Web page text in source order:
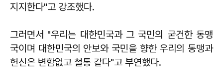
지지한다"고 강조했다.
그러면서 "우리는 대한민국과 그 국민의 굳건한 동맹
국이며 대한민국의 안보와 국민을 향한 우리의 동맹과
헌신은 변함없고 철통 같다"고 부연했다.